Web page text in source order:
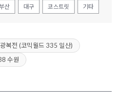
산 대구 코스트릿 기타
광복전 (코믹월드 335 일산)
수원